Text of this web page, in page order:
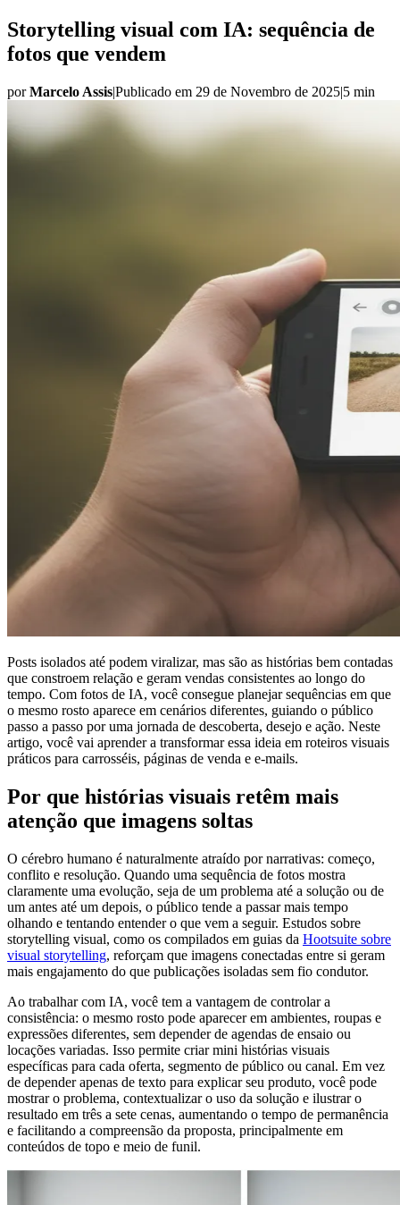
Storytelling visual com IA: sequência de
fotos que vendem
porMarcelo Assis|Publicado em 29 de Novembro de 2025|5 min
Posts isolados até podem viralizar, mas são as histórias bem contadas
que constroem relação e geram vendas consistentes ao longo do
tempo. Com fotos de IA, você consegue planejar sequências em que
o mesmo rosto aparece em cenários diferentes, guiando o público
passo a passo por uma jornada de descoberta, desejo e ação. Neste
artigo, você vai aprender a transformar essa ideia em roteiros visuais
práticos para carrosséis, páginas de venda e e-mails.
Por que histórias visuais retêm mais
atenção que imagens soltas
O cérebro humano é naturalmente atraído por narrativas: começo,
conflito e resolução. Quando uma sequência de fotos mostra
claramente uma evolução, seja de um problema até a solução ou de
um antes até um depois, o público tende a passar mais tempo
olhando e tentando entender o que vem a seguir. Estudos sobre
storytelling visual, como os compilados em guias da Hootsuite sobre
visual storytelling, reforçam que imagens conectadas entre si geram
mais engajamento do que publicações isoladas sem fio condutor.
Ao trabalhar com IA, você tem a vantagem de controlar a
consistência: o mesmo rosto pode aparecer em ambientes, roupas e
expressões diferentes, sem depender de agendas de ensaio ou
locações variadas. Isso permite criar mini histórias visuais
específicas para cada oferta, segmento de público ou canal. Em vez
de depender apenas de texto para explicar seu produto, você pode
mostrar o problema, contextualizar o uso da solução e ilustrar o
resultado em três a sete cenas, aumentando o tempo de permanência
e facilitando a compreensão da proposta, principalmente em
conteúdos de topo e meio de funil.